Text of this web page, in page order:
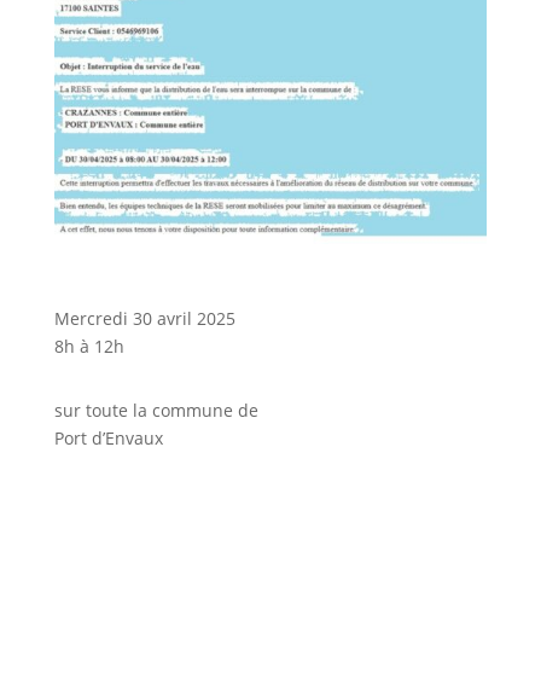
Mercredi 30 avril 2025
8h à 12h
sur toute la commune de
Port d’Envaux